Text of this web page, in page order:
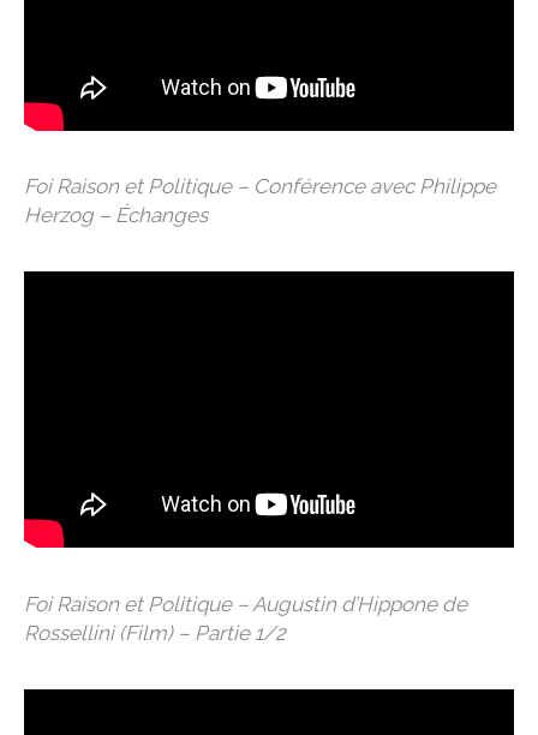
Foi Raison et Politique – Conférence avec Philippe
Herzog – Échanges
Foi Raison et Politique – Augustin d’Hippone de
Rossellini (Film) – Partie 1/2